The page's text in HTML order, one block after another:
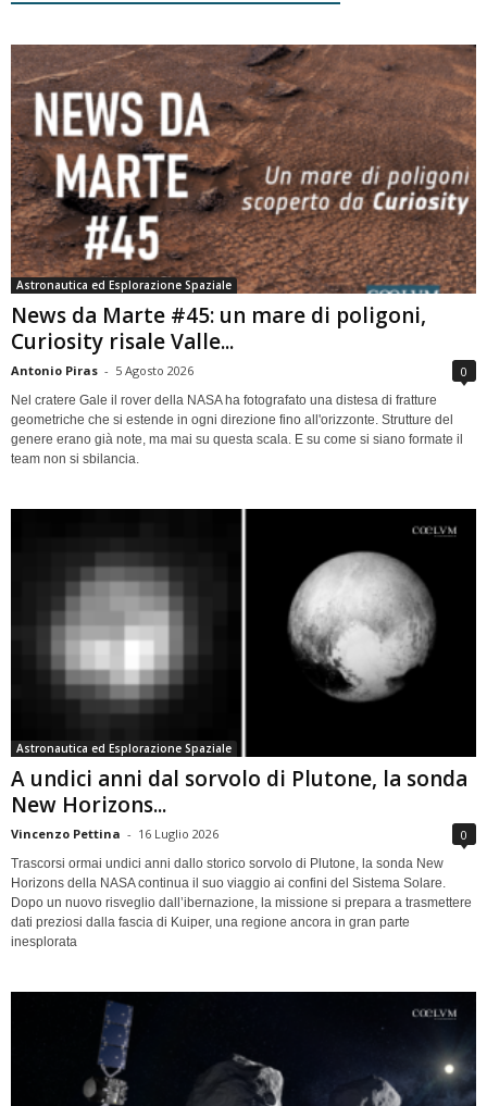
Astronautica ed Esplorazione Spaziale
News da Marte #45: un mare di poligoni,
Curiosity risale Valle...
Antonio Piras - 5 Agosto 2026 0
Nel cratere Gale il rover della NASA ha fotografato una distesa di fratture
geometriche che si estende in ogni direzione fino all'orizzonte. Strutture del
genere erano già note, ma mai su questa scala. E su come si siano formate il
team non si sbilancia.
Astronautica ed Esplorazione Spaziale
A undici anni dal sorvolo di Plutone, la sonda
New Horizons...
Vincenzo Pettina - 16 Luglio 2026 0
Trascorsi ormai undici anni dallo storico sorvolo di Plutone, la sonda New
Horizons della NASA continua il suo viaggio ai confini del Sistema Solare.
Dopo un nuovo risveglio dall’ibernazione, la missione si prepara a trasmettere
dati preziosi dalla fascia di Kuiper, una regione ancora in gran parte
inesplorata